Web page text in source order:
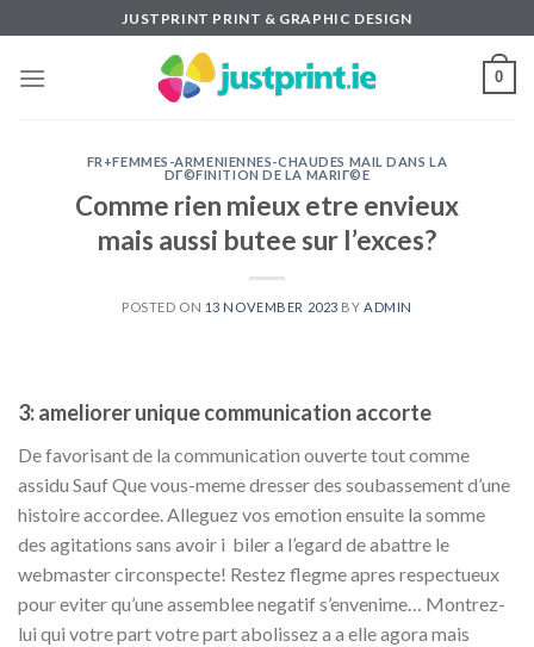
to
content
JUSTPRINT PRINT & GRAPHIC DESIGN
0
FR+FEMMES-ARMENIENNES-CHAUDES MAIL DANS LA
DГ©FINITION DE LA MARIГ©E
Comme rien mieux etre envieux
mais aussi butee sur l’exces?
POSTED ON 13 NOVEMBER 2023 BY ADMIN
3: ameliorer unique communication accorte
De favorisant de la communication ouverte tout comme
assidu Sauf Que vous-meme dresser des soubassement d’une
histoire accordee. Alleguez vos emotion ensuite la somme
des agitations sans avoir i biler a l’egard de abattre le
webmaster circonspecte! Restez flegme apres respectueux
pour eviter qu’une assemblee negatif s’envenime… Montrez-
lui qui votre part votre part abolissez a a elle agora mais